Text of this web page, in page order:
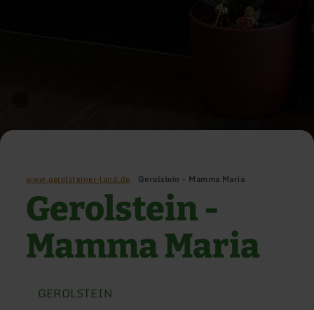
www.gerolsteiner-land.de Gerolstein - Mamma Maria
Gerolstein -
Mamma Maria
GEROLSTEIN